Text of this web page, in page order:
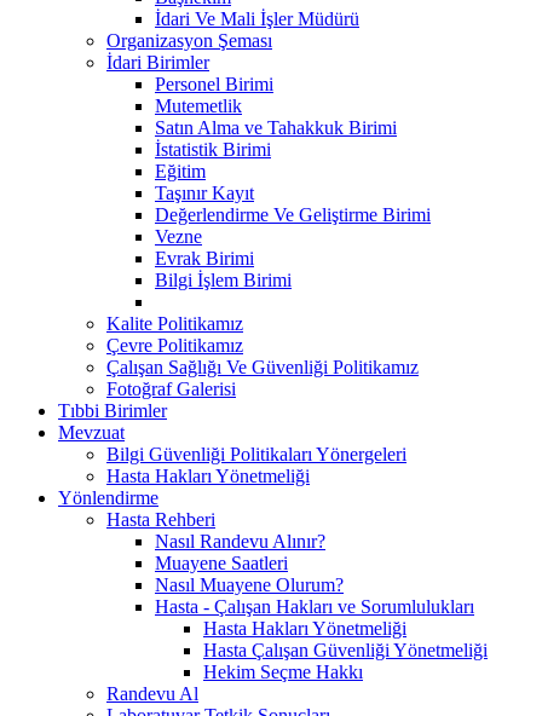
İdari Ve Mali İşler Müdürü
Organizasyon Şeması
İdari Birimler
Personel Birimi
Mutemetlik
Satın Alma ve Tahakkuk Birimi
İstatistik Birimi
Eğitim
Taşınır Kayıt
Değerlendirme Ve Geliştirme Birimi
Vezne
Evrak Birimi
Bilgi İşlem Birimi
Kalite Politikamız
Çevre Politikamız
Çalışan Sağlığı Ve Güvenliği Politikamız
Fotoğraf Galerisi
Tıbbi Birimler
Mevzuat
Bilgi Güvenliği Politikaları Yönergeleri
Hasta Hakları Yönetmeliği
Yönlendirme
Hasta Rehberi
Nasıl Randevu Alınır?
Muayene Saatleri
Nasıl Muayene Olurum?
Hasta - Çalışan Hakları ve Sorumlulukları
Hasta Hakları Yönetmeliği
Hasta Çalışan Güvenliği Yönetmeliği
Hekim Seçme Hakkı
Randevu Al